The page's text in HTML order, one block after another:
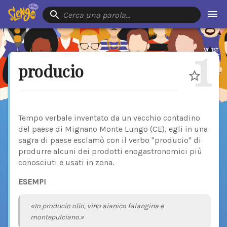
Cerca una parola…
producio 1
Tempo verbale inventato da un vecchio contadino
del paese di Mignano Monte Lungo (CE), egli in una
sagra di paese esclamò con il verbo "producio" di
produrre alcuni dei prodotti enogastronomici più
conosciuti e usati in zona.
ESEMPI
«Io producio olio, vino aianico falangina e
montepulciano.»